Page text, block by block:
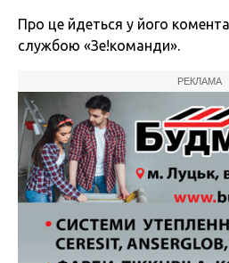
Про це йдеться у його
службою «Зе!команди».
РЕКЛАМА